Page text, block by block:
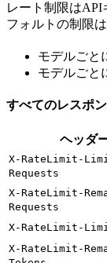
レート制限は
フォルトの制限は
モデルごと
モデルごと
すべてのレスポ
ヘッダ
X-RateLimit-
Requests
X-RateLimit-
Requests
X-RateLimit-
X-RateLimit-